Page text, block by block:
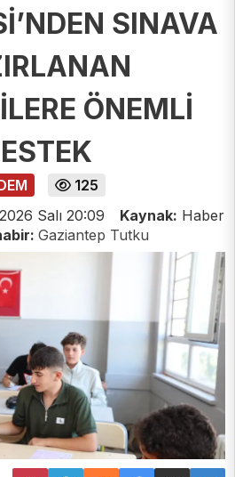
SINAVA
ÖNEMLİ
125
Salı 20:09 Kaynak: Haber
Gaziantep Tutku